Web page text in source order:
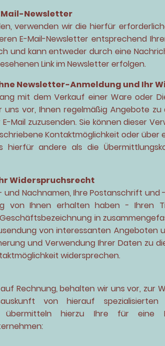
Mail-Newsletter
verwenden wir die hierfür
E-Mail-Newsletter entsprechend
und kann entweder durch eine
Link im Newsletter erfolgen.
Newsletter-Anmeldung und Ihr
mit dem Verkauf einer Ware oder
vor, Ihnen regelmäßig Angebote zu
Mail zuzusenden. Sie können dieser
Kontaktmöglichkeit oder über
hierfür andere als die
Widerspruchsrecht
Nachnamen, Ihre Postanschrift und
von Ihnen erhalten haben - Ihren
in
von interessanten Angeboten
und Verwendung Ihrer Daten zu
widersprechen.
Rechnung, behalten wir uns vor, zur
von hierauf spezialisierten
übermitteln hierzu Ihre für eine